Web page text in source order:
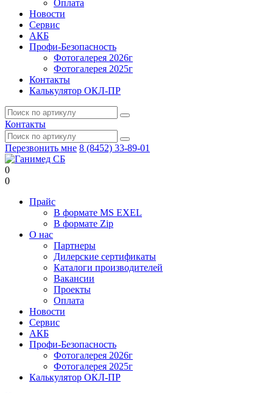
Оплата
Новости
Сервис
АКБ
Профи-Безопасность
Фотогалерея 2026г
Фотогалерея 2025г
Контакты
Калькулятор ОКЛ-ПР
Контакты
Перезвонить мне 8 (8452) 33-89-01
0
0
Прайс
В формате MS EXEL
В формате Zip
О нас
Партнеры
Дилерские сертификаты
Каталоги производителей
Вакансии
Проекты
Оплата
Новости
Сервис
АКБ
Профи-Безопасность
Фотогалерея 2026г
Фотогалерея 2025г
Калькулятор ОКЛ-ПР